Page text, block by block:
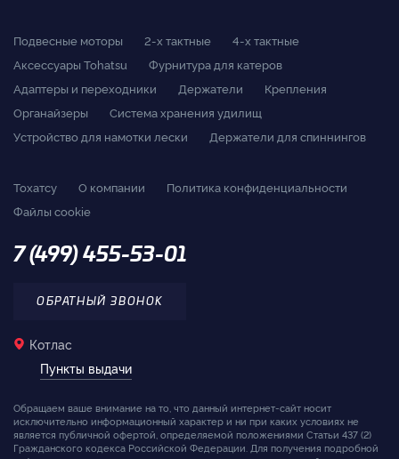
Подвесные моторы 2-x тактные
4-x тактные
Аксессуары Tohatsu
Фурнитура для катеров
Адаптеры и переходники
Держатели
Крепления
Органайзеры
Система хранения удилищ
Устройство для намотки лески
Держатели для спиннингов
Тохатсу О компании
Политика конфиденциальности
Файлы cookie
7 (499) 455-53-01
ОБРАТНЫЙ ЗВОНОК
Котлас
Пункты выдачи
Обращаем ваше внимание на то, что данный интернет-сайт носит
исключительно информационный характер и ни при каких условиях не
является публичной офертой, определяемой положениями Статьи 437 (2)
Гражданского кодекса Российской Федерации. Для получения подробной